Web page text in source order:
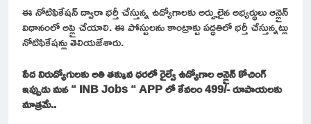
ఈ నోటిఫికేషన్ ద్వారా భర్తీ చేస్తున్న ఉద్యోగాలకు అర్హులైన అభ్యర్థులు ఆన్లైన్
విధానంలో అప్లై చేయాలి. ఈ పోస్టులను కాంట్రాక్టు పద్ధతిలో భర్తీ చేస్తున్నట్లు
నోటిఫికేషన్లు తెలియజేశారు.
పేద నిరుద్యోగులకు అతి తక్కువ ధరలో రైల్వే ఉద్యోగాల ఆన్లైన్ కోచింగ్
ఇప్పుడు మన “ INB Jobs “ APP లో కేవలం 499/- రూపాయలకు
మాత్రమే..